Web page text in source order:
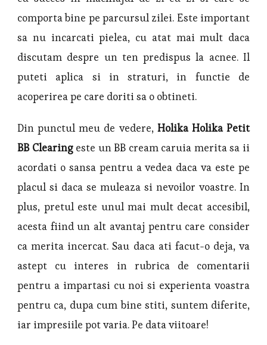
comporta bine pe parcursul zilei. Este important
sa nu incarcati pielea, cu atat mai mult daca
discutam despre un ten predispus la acnee. Il
puteti aplica si in straturi, in functie de
acoperirea pe care doriti sa o obtineti.
Din punctul meu de vedere, Holika Holika Petit
BB Clearing este un BB cream caruia merita sa ii
acordati o sansa pentru a vedea daca va este pe
placul si daca se muleaza si nevoilor voastre. In
plus, pretul este unul mai mult decat accesibil,
acesta fiind un alt avantaj pentru care consider
ca merita incercat. Sau daca ati facut-o deja, va
astept cu interes in rubrica de comentarii
pentru a impartasi cu noi si experienta voastra
pentru ca, dupa cum bine stiti, suntem diferite,
iar impresiile pot varia. Pe data viitoare!